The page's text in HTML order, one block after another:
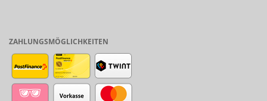
ZAHLUNGSMÖGLICHKEITEN